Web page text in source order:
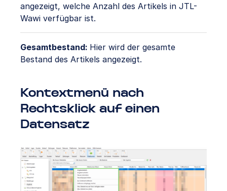
angezeigt, welche Anzahl des Artikels in JTL-
Wawi verfügbar ist.
Gesamtbestand: Hier wird der gesamte
Bestand des Artikels angezeigt.
Kontextmenü nach
Rechtsklick auf einen
Datensatz